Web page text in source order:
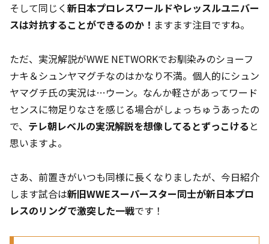
そして同じく新日本プロレスワールドやレッスルユニバー
スは対抗することができるのか！ ますます注目ですね。
ただ、実況解説がWWE NETWORKでお馴染みのショーフ
ナキ＆シュンヤマグチなのはかなり不満。個人的にシュン
ヤマグチ氏の実況は…ウーン。なんか軽さがあってワード
センスに物足りなさを感じる場合がしょっちゅうあったの
で、 テレ朝レベルの実況解説を想像してるとずっこける と
思いますよ。
さあ、前置きがいつも同様に長くなりましたが、今日紹介
します試合は新旧WWEスーパースター同士が新日本プロ
レスのリングで激突した一戦です！